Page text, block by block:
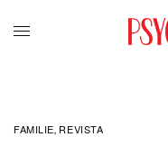
FAMILIE, REVISTA